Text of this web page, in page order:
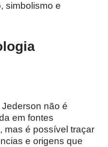
simbolismo e
não é
em fontes
mas é possível traçar
e origens que